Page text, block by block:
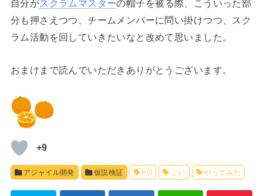
自分がスクラムマスターの帽子を被る際、こういった部
分も押さえつつ、チームメンバーに問い掛けつつ、スク
ラム活動を回していきたいなと改めて思いました。
おまけまで読んでいただきありがとうございます。
+9
アジャイル開発 仮説検証 PO こい やってみた